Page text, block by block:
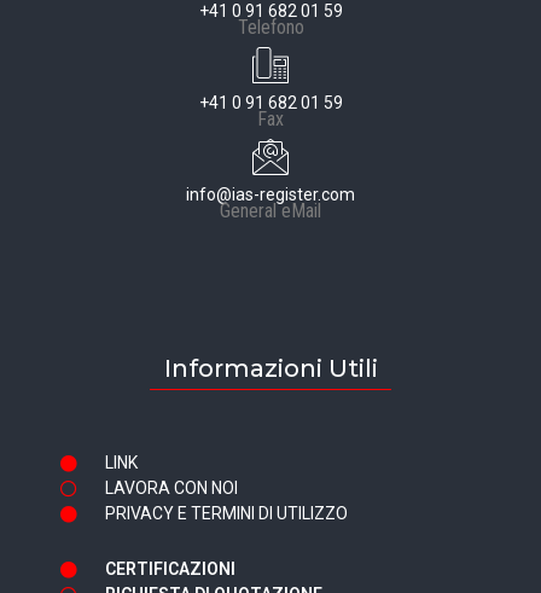
+41 0 91 682 01 59
Telefono
+41 0 91 682 01 59
Fax
info@ias-register.com
General eMail
Informazioni Utili
LINK
LAVORA CON NOI
PRIVACY E TERMINI DI UTILIZZO
CERTIFICAZIONI